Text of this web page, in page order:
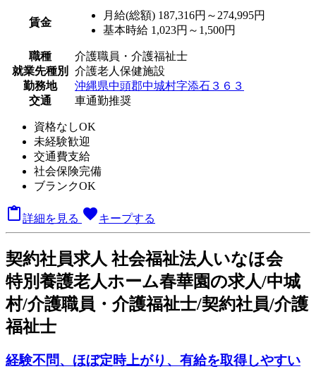
賃金
月給(総額) 187,316円～274,995円
基本時給 1,023円～1,500円
職種
介護職員・介護福祉士
就業先種別
介護老人保健施設
勤務地
沖縄県中頭郡中城村字添石３６３
交通
車通勤推奨
資格なしOK
未経験歓迎
交通費支給
社会保険完備
ブランクOK
詳細を見る favoriteキープする
契約社員求人 社会福祉法人いなほ会
特別養護老人ホーム春華園の求人/中城
村/介護職員・介護福祉士/契約社員/介護
福祉士
経験不問、ほぼ定時上がり、有給を取得しやすい